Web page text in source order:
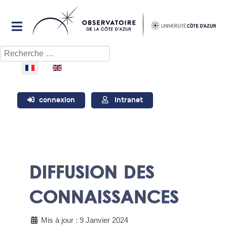
Rechercher
Sélectionnez votre langue
connexion Intranet
DIFFUSION DES
CONNAISSANCES
Mis à jour : 9 Janvier 2024